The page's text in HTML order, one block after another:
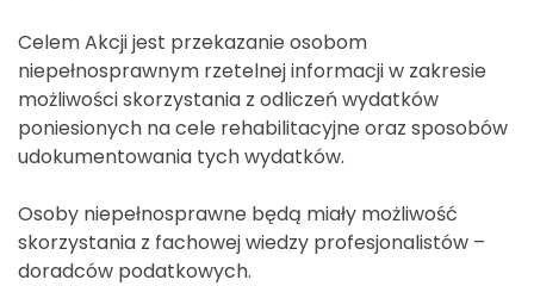
Celem Akcji jest przekazanie osobom
niepełnosprawnym rzetelnej informacji w zakresie
możliwości skorzystania z odliczeń wydatków
poniesionych na cele rehabilitacyjne oraz sposobów
udokumentowania tych wydatków.
Osoby niepełnosprawne będą miały możliwość
skorzystania z fachowej wiedzy profesjonalistów –
doradców podatkowych.